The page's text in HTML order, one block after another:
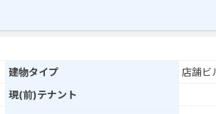
建物タイプ
店舗ビ
現(前)テナント